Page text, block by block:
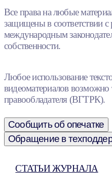
Все права на любые
защищены в соответствии с
международным
собственности.
Любое использование
видеоматериалов возможно
правообладателя (ВГТРК).
Сообщить об опечатке
Обращение в
СТАТЬИ ЖУРНАЛА